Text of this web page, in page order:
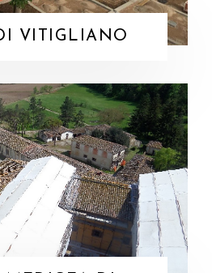
VITIGLIANO